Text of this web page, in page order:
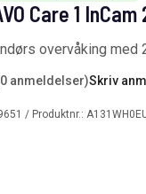
Care 1
overvåking med
anmeldelser)Skriv
/ Produktnr.: